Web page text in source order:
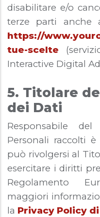
disabilitare e/o
terze parti anche
https://
tue-scelte
Interactive Digital
5. Titolare
dei Dati
Responsabile
Personali raccolti è
può rivolgersi al
esercitare i diritti
Regolamento
maggiori
la Privacy Policy